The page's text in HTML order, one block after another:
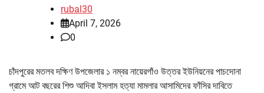
rubal30
April 7, 2026
0
চাঁদপুরের মতলব দক্ষিণ উপজেলার ১ নম্বর নায়েরগাঁও উত্তর ইউনিয়নের পাচদোনা
গ্রামে আট বছরের শিশু আদিবা ইসলাম হত্যা মামলার আসামিদের ফাঁসির দাবিতে